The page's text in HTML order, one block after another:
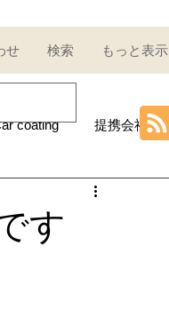
せ 検索 もっと表示
coating 提携会社
す